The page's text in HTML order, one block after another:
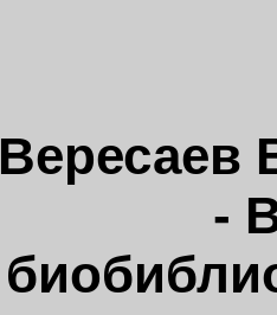
Вересаев
-